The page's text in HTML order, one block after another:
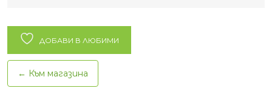
за
лице
череша
ДОБАВИ В ЛЮБИМИ
← Към магазина